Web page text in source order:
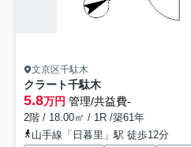
文京区千駄木
クラート千駄木
5.8万円 管理/共益費-
2階 / 18.00㎡ / 1R /築61年
山手線「日暮里」駅 徒歩12分